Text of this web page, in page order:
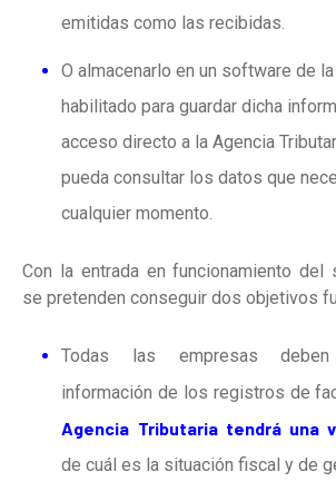
emitidas como las recibidas.
O almacenarlo en un software de
habilitado para guardar dicha
acceso directo a la Agencia
pueda consultar los datos que
cualquier momento.
Con la entrada en funcionamiento del
se pretenden conseguir dos objetivos
Todas las empresas
información de los registros de
Agencia Tributaria tendrá una
de cuál es la situación fiscal y de